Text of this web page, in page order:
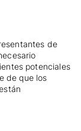
de
potenciales
de que los